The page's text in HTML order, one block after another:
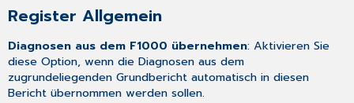
MD-
Speicherung
Register Allgemein
Diagnosen aus dem F1000 übernehmen: Aktivieren Sie
diese Option, wenn die Diagnosen aus dem
zugrundeliegenden Grundbericht automatisch in diesen
Bericht übernommen werden sollen.